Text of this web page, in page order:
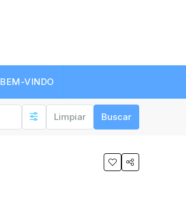
BEM-VINDO
Limpiar Buscar